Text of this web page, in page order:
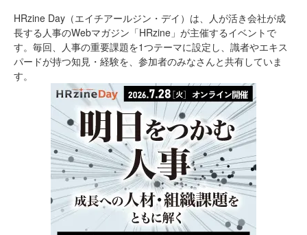
HRzine Day（エイチアールジン・デイ）は、人が活き会社が成
長する人事のWebマガジン「HRzine」が主催するイベントで
す。毎回、人事の重要課題を1つテーマに設定し、識者やエキス
パードが持つ知見・経験を、参加者のみなさんと共有していま
す。